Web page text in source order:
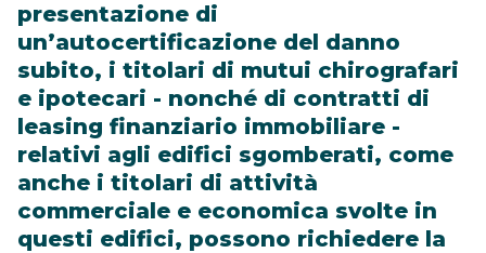
presentazione di
un’autocertificazione del danno
subito, i titolari di mutui chirografari
e ipotecari - nonché di contratti di
leasing finanziario immobiliare -
relativi agli edifici sgomberati, come
anche i titolari di attività
commerciale e economica svolte in
questi edifici, possono richiedere la